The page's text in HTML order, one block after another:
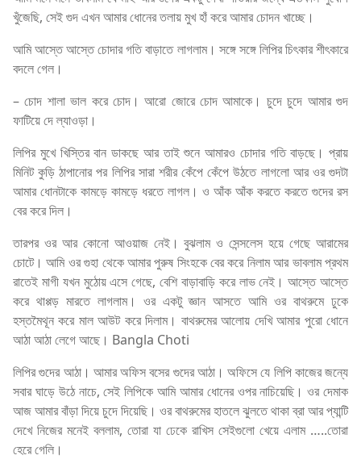
খুঁজেছি, সেই গুদ এখন আমার ধোনের তলায় মুখ হাঁ করে আমার চোদন খাচ্ছে।
আমি আস্তে আস্তে চোদার গতি বাড়াতে লাগলাম। সঙ্গে সঙ্গে লিপির চিৎকার শীৎকারে
বদলে গেল।
– চোদ শালা ভাল করে চোদ। আরো জোরে চোদ আমাকে। চুদে চুদে আমার গুদ
ফাটিয়ে দে ল্যাওড়া।
লিপির মুখে খিস্তির বান ডাকছে আর তাই শুনে আমারও চোদার গতি বাড়ছে। প্রায়
মিনিট কুড়ি ঠাপানোর পর লিপির সারা শরীর কেঁপে কেঁপে উঠতে লাগলো আর ওর গুদটা
আমার ধোনটাকে কামড়ে কামড়ে ধরতে লাগল। ও আঁক আঁক করতে করতে গুদের রস
বের করে দিল।
তারপর ওর আর কোনো আওয়াজ নেই। বুঝলাম ও সেন্সলেস হয়ে গেছে আরামের
চোটে। আমি ওর গুহা থেকে আমার পুরুষ সিংহকে বের করে নিলাম আর ভাবলাম প্রথম
রাতেই মাগী যখন মুঠোয় এসে গেছে, বেশি বাড়াবাড়ি করে লাভ নেই। আস্তে আস্তে
করে থাপ্পড় মারতে লাগলাম। ওর একটু জ্ঞান আসতে আমি ওর বাথরুমে ঢুকে
হস্তমৈথূন করে মাল আউট করে দিলাম। বাথরুমের আলোয় দেখি আমার পুরো ধোনে
আঠা আঠা লেগে আছে। Bangla Choti
লিপির গুদের আঠা। আমার অফিস বসের গুদের আঠা। অফিসে যে লিপি কাজের জন্যে
সবার ঘাড়ে উঠে নাচে, সেই লিপিকে আমি আমার ধোনের ওপর নাচিয়েছি। ওর দেমাক
আজ আমার বাঁড়া দিয়ে চুদে দিয়েছি। ওর বাথরুমের হাতলে ঝুলতে থাকা ব্রা আর প্যান্টি
দেখে নিজের মনেই বললাম, তোরা যা ঢেকে রাখিস সেইগুলো খেয়ে এলাম …..তোরা
হেরে গেলি।